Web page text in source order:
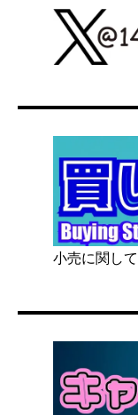
小売に関し